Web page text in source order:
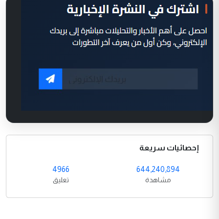
إحصائيات سريعة
644,240,894
مشاهدة
4966
تعليق